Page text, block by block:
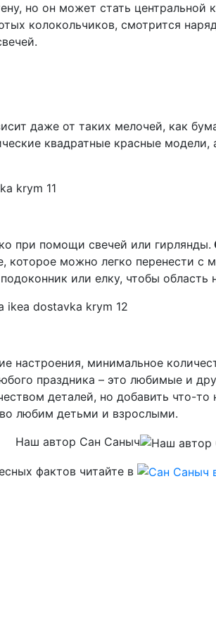
но он может стать
колокольчиков, смотрится
даже от таких мелочей, как
квадратные красные
при помощи свечей или гирлянды.
которое можно легко перенести с
или елку, чтобы
настроения, минимальное
праздника – это любимые и
деталей, но добавить что-
любим детьми и взрослыми.
Наш автор Сан Саныч
фактов читайте в